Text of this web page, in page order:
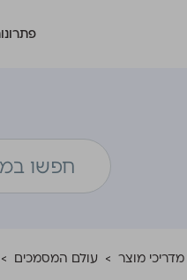
מדריכי מוצר > עולם המסמכים >